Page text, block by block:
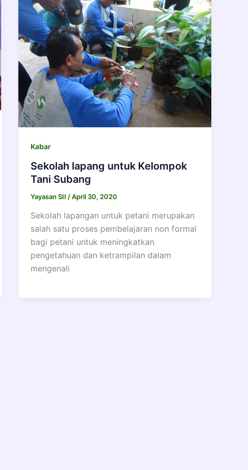
Kabar
Sekolah lapang untuk Kelompok
Tani Subang
Yayasan SII /April 30, 2020
Sekolah lapangan untuk petani merupakan
salah satu proses pembelajaran non formal
bagi petani untuk meningkatkan
pengetahuan dan ketrampilan dalam
mengenali